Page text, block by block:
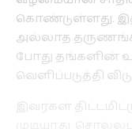
கொண்டுள்ளது.
அல்லாத
போது தங்களின்
வெளிப்படுத்தி